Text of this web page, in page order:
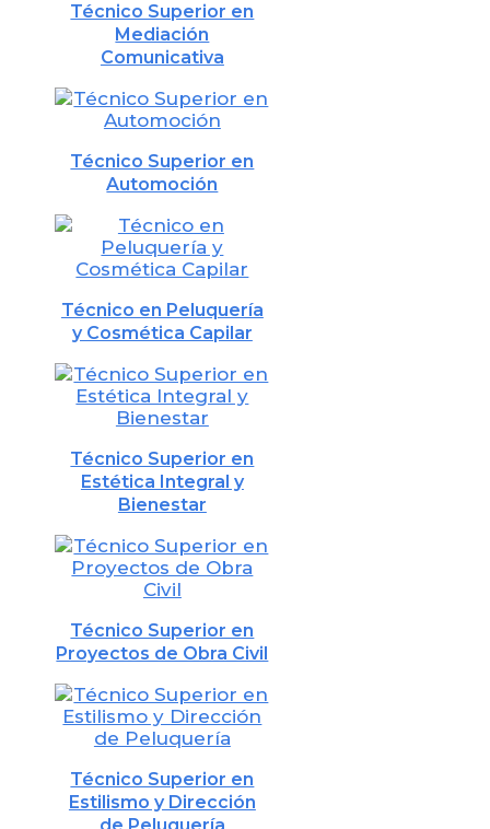
Técnico Superior en
Mediación
Comunicativa
Técnico Superior en
Automoción
Técnico en Peluquería
y Cosmética Capilar
Técnico Superior en
Estética Integral y
Bienestar
Técnico Superior en
Proyectos de Obra Civil
Técnico Superior en
Estilismo y Dirección